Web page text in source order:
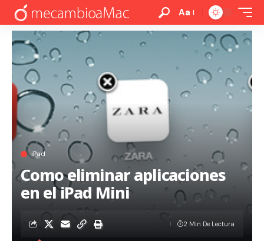
Aa
iPad
Como eliminar aplicaciones
en el iPad Mini
2 Min De Lectura